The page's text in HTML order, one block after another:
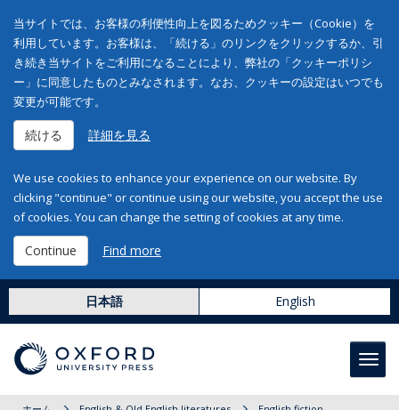
当サイトでは、お客様の利便性向上を図るためクッキー（Cookie）を
利用しています。お客様は、「続ける」のリンクをクリックするか、引
き続き当サイトをご利用になることにより、弊社の「クッキーポリシ
ー」に同意したものとみなされます。なお、クッキーの設定はいつでも
変更が可能です。
続ける 詳細を見る
We use cookies to enhance your experience on our website. By
clicking "continue" or continue using our website, you accept the use
of cookies. You can change the setting of cookies at any time.
Continue Find more
日本語 English